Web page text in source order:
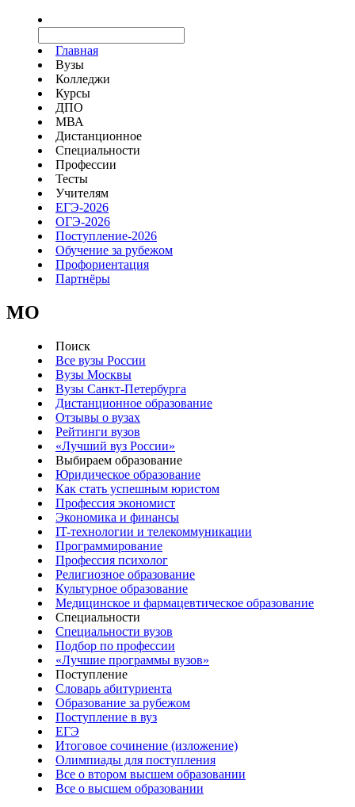
Главная
Вузы
Колледжи
Курсы
ДПО
МВА
Дистанционное
Специальности
Профессии
Тесты
Учителям
ЕГЭ-2026
ОГЭ-2026
Поступление-2026
Обучение за рубежом
Профориентация
Партнёры
MO
Поиск
Все вузы России
Вузы Москвы
Вузы Санкт-Петербурга
Дистанционное образование
Отзывы о вузах
Рейтинги вузов
«Лучший вуз России»
Выбираем образование
Юридическое образование
Как стать успешным юристом
Профессия экономист
Экономика и финансы
IT-технологии и телекоммуникации
Программирование
Профессия психолог
Религиозное образование
Культурное образование
Медицинское и фармацевтическое образование
Специальности
Специальности вузов
Подбор по профессии
«Лучшие программы вузов»
Поступление
Словарь абитуриента
Образование за рубежом
Поступление в вуз
ЕГЭ
Итоговое сочинение (изложение)
Олимпиады для поступления
Все о втором высшем образовании
Все о высшем образовании